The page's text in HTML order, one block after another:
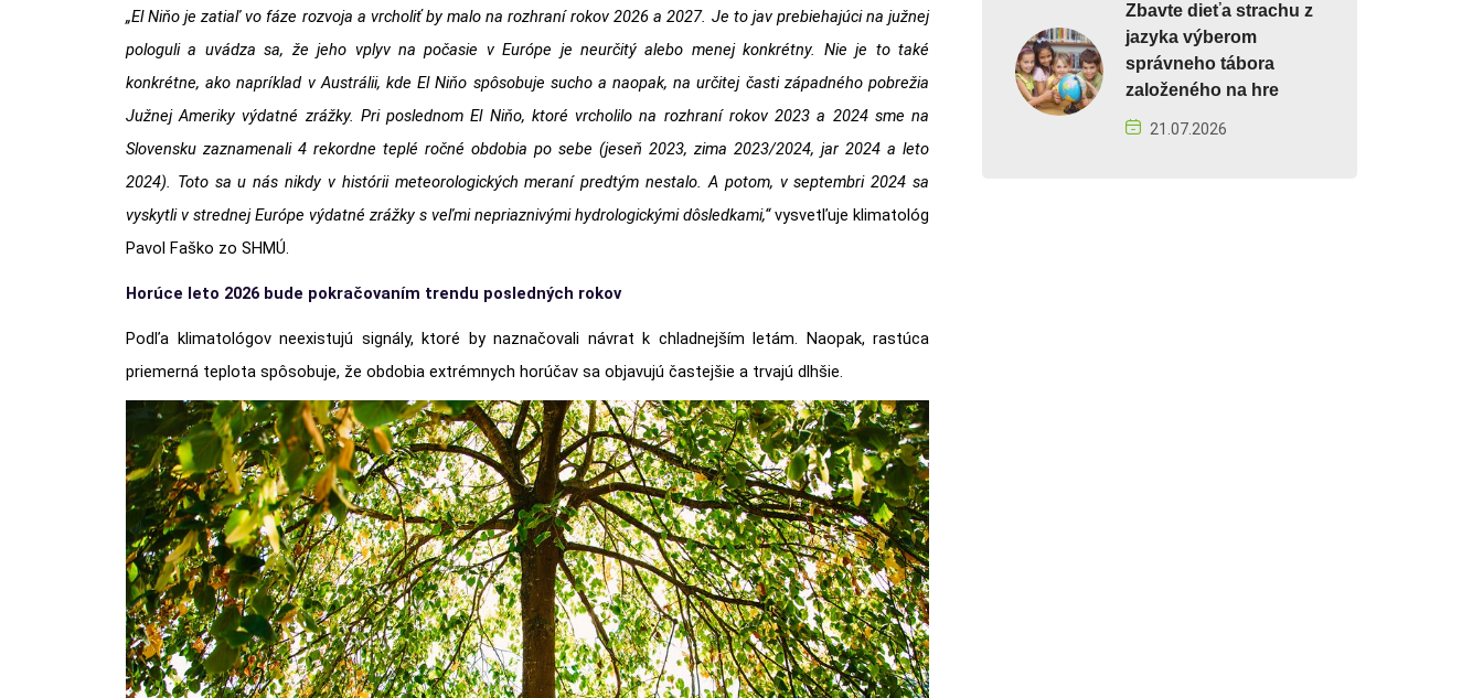
„El Niňo je zatiaľ vo fáze rozvoja a vrcholiť by malo na rozhraní rokov 2026 a 2027. Je to jav prebiehajúci na južnej
pologuli a uvádza sa, že jeho vplyv na počasie v Európe je neurčitý alebo menej konkrétny. Nie je to také
konkrétne, ako napríklad v Austrálii, kde El Niňo spôsobuje sucho a naopak, na určitej časti západného pobrežia
Južnej Ameriky výdatné zrážky. Pri poslednom El Niňo, ktoré vrcholilo na rozhraní rokov 2023 a 2024 sme na
Slovensku zaznamenali 4 rekordne teplé ročné obdobia po sebe (jeseň 2023, zima 2023/2024, jar 2024 a leto
2024). Toto sa u nás nikdy v histórii meteorologických meraní predtým nestalo. A potom, v septembri 2024 sa
vyskytli v strednej Európe výdatné zrážky s veľmi nepriaznivými hydrologickými dôsledkami,“vysvetľuje klimatológ
Pavol Faško zo SHMÚ.
Horúce leto 2026 bude pokračovaním trendu posledných rokov
Podľa klimatológov neexistujú signály, ktoré by naznačovali návrat k chladnejším letám. Naopak, rastúca
priemerná teplota spôsobuje, že obdobia extrémnych horúčav sa objavujú častejšie a trvajú dlhšie.
Zbavte dieťa strachu z
jazyka výberom
správneho tábora
založeného na hre
21.07.2026